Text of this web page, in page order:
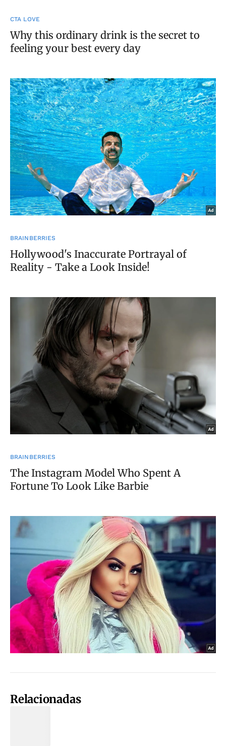
Relacionadas